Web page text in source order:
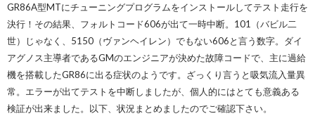
GR86A型MTにチューニングプログラムをインストールしてテスト走行を
決行！その結果、フォルトコード606が出て一時中断。101（バビル二
世）じゃなく、5150（ヴァンヘイレン）でもない606と言う数字。ダイ
アグノス主導者であるGMのエンジニアが決めた故障コードで、主に過給
機を搭載したGR86に出る症状のようです。ざっくり言うと吸気流入量異
常。エラーが出てテストを中断しましたが、個人的にはとても意義ある
検証が出来ました。以下、状況まとめましたのでご確認下さい。